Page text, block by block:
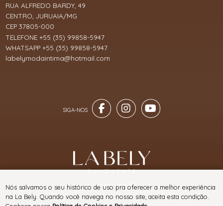
RUA ALFREDO BARDY, 49
CENTRO, JURUAIA/MG
CEP 37805-000
TELEFONE +55 (35) 99858-5947
WHATSAPP +55 (35) 99858-5947
labelymodaintima@hotmail.com
® TODOS DIREITOS RESERVADOS
Nós salvamos o seu histórico de uso pra oferecer a melhor experiência
na La Bely. Quando você navega no nosso site, aceita esta condição.